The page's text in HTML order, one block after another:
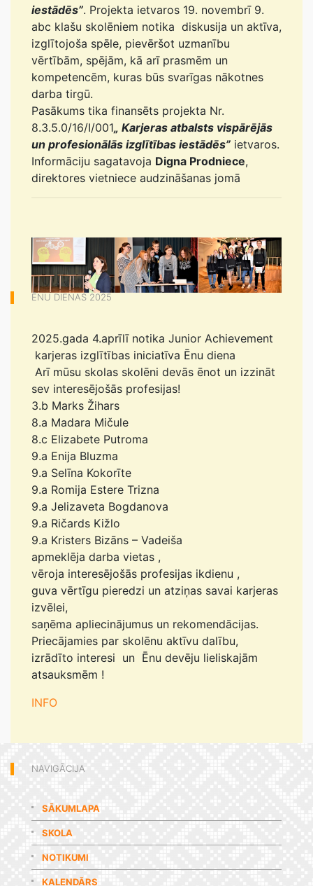
iestādēs”. Projekta ietvaros 19. novembrī 9.
abc klašu skolēniem notika diskusija un aktīva,
izglītojoša spēle, pievēršot uzmanību
vērtībām, spējām, kā arī prasmēm un
kompetencēm, kuras būs svarīgas nākotnes
darba tirgū.
Pasākums tika finansēts projekta Nr.
8.3.5.0/16/I/001„ Karjeras atbalsts vispārējās
un profesionālās izglītības iestādēs” ietvaros.
Informāciju sagatavoja Digna Prodniece,
direktores vietniece audzināšanas jomā
ĒNU DIENAS 2025
2025.gada 4.aprīlī notika Junior Achievement
karjeras izglītības iniciatīva Ēnu diena
Arī mūsu skolas skolēni devās ēnot un izzināt
sev interesējošās profesijas!
3.b Marks Žihars
8.a Madara Mičule
8.c Elizabete Putroma
9.a Enija Bluzma
9.a Selīna Kokorīte
9.a Romija Estere Trizna
9.a Jelizaveta Bogdanova
9.a Ričards Kižlo
9.a Kristers Bizāns – Vadeiša
apmeklēja darba vietas ,
vēroja interesējošās profesijas ikdienu ,
guva vērtīgu pieredzi un atziņas savai karjeras
izvēlei,
saņēma apliecinājumus un rekomendācijas.
Priecājamies par skolēnu aktīvu dalību,
izrādīto interesi un Ēnu devēju lieliskajām
atsauksmēm !
INFO
NAVIGĀCIJA
SĀKUMLAPA
SKOLA
NOTIKUMI
KALENDĀRS